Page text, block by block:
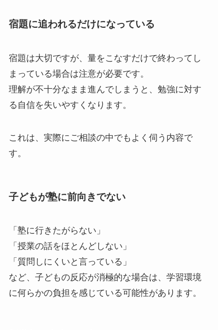
宿題に追われるだけになっている
宿題は大切ですが、量をこなすだけで終わってし
まっている場合は注意が必要です。
理解が不十分なまま進んでしまうと、勉強に対す
る自信を失いやすくなります。
これは、実際にご相談の中でもよく伺う内容で
す。
子どもが塾に前向きでない
「塾に行きたがらない」
「授業の話をほとんどしない」
「質問しにくいと言っている」
など、子どもの反応が消極的な場合は、学習環境
に何らかの負担を感じている可能性があります。